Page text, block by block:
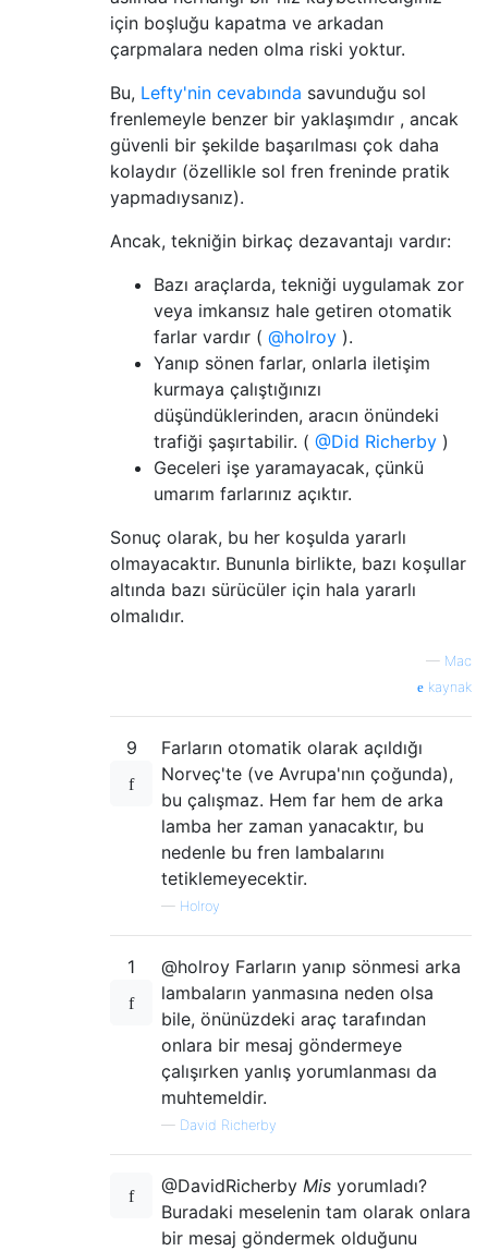
için boşluğu kapatma ve arkadan
çarpmalara neden olma riski yoktur.
Bu, Lefty'nin cevabında savunduğu sol
frenlemeyle benzer bir yaklaşımdır , ancak
güvenli bir şekilde başarılması çok daha
kolaydır (özellikle sol fren freninde pratik
yapmadıysanız).
Ancak, tekniğin birkaç dezavantajı vardır:
Bazı araçlarda, tekniği uygulamak zor
veya imkansız hale getiren otomatik
farlar vardır ( @holroy ).
Yanıp sönen farlar, onlarla iletişim
kurmaya çalıştığınızı
düşündüklerinden, aracın önündeki
trafiği şaşırtabilir. ( @Did Richerby )
Geceleri işe yaramayacak, çünkü
umarım farlarınız açıktır.
Sonuç olarak, bu her koşulda yararlı
olmayacaktır. Bununla birlikte, bazı koşullar
altında bazı sürücüler için hala yararlı
olmalıdır.
— Mac
kaynak
9
Farların otomatik olarak açıldığı
Norveç'te (ve Avrupa'nın çoğunda),
bu çalışmaz. Hem far hem de arka
lamba her zaman yanacaktır, bu
nedenle bu fren lambalarını
tetiklemeyecektir.
— Holroy
1
@holroy Farların yanıp sönmesi arka
lambaların yanmasına neden olsa
bile, önünüzdeki araç tarafından
onlara bir mesaj göndermeye
çalışırken yanlış yorumlanması da
muhtemeldir.
— David Richerby
@DavidRicherby Mis yorumladı?
Buradaki meselenin tam olarak onlara
bir mesaj göndermek olduğunu